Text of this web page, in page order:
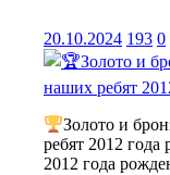
20.10.2024 193 0
Золото и
ребят 2012 года
2012 года